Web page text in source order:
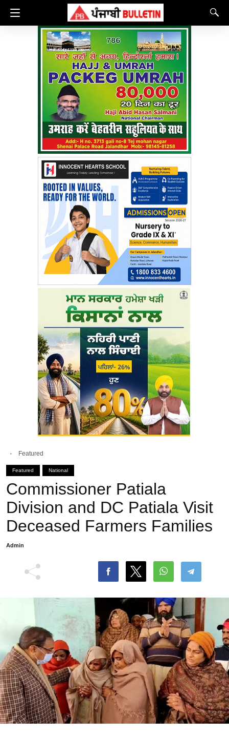
Featured
Featured National
Commissioner Patiala
Division and DC Patiala Visit
Deceased Farmers Families
Admin